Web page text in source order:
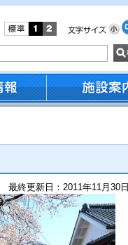
最終更新日：2011年11月30日